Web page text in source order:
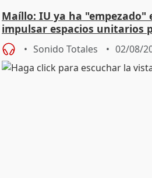
Maíllo: IU ya ha "empezado"
impulsar espacios unitarios
Sonido Totales 02/08/